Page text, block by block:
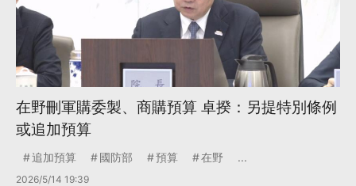
在野刪軍購委製、商購預算 卓揆：另提特別條例
或追加預算
追加預算 國防部 預算 在野 ...
2026/5/14 19:39